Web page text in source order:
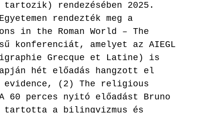
rendezésében 2025.
rendezték meg a
in the Roman World – The
konferenciát, amelyet az AIEGL
Grecque et Latine) is
hét előadás hangzott el
evidence, (2) The religious
perces nyitó előadást Bruno
tartotta a bilingvizmus és